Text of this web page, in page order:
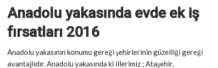
Anadolu yakasında evde ek iş
fırsatları 2016
Anadolu yakasının konumu gereği şehirlerinin güzelliği gereği
avantajlıdır. Anadolu yakasında ki illerimiz ; Ataşehir,